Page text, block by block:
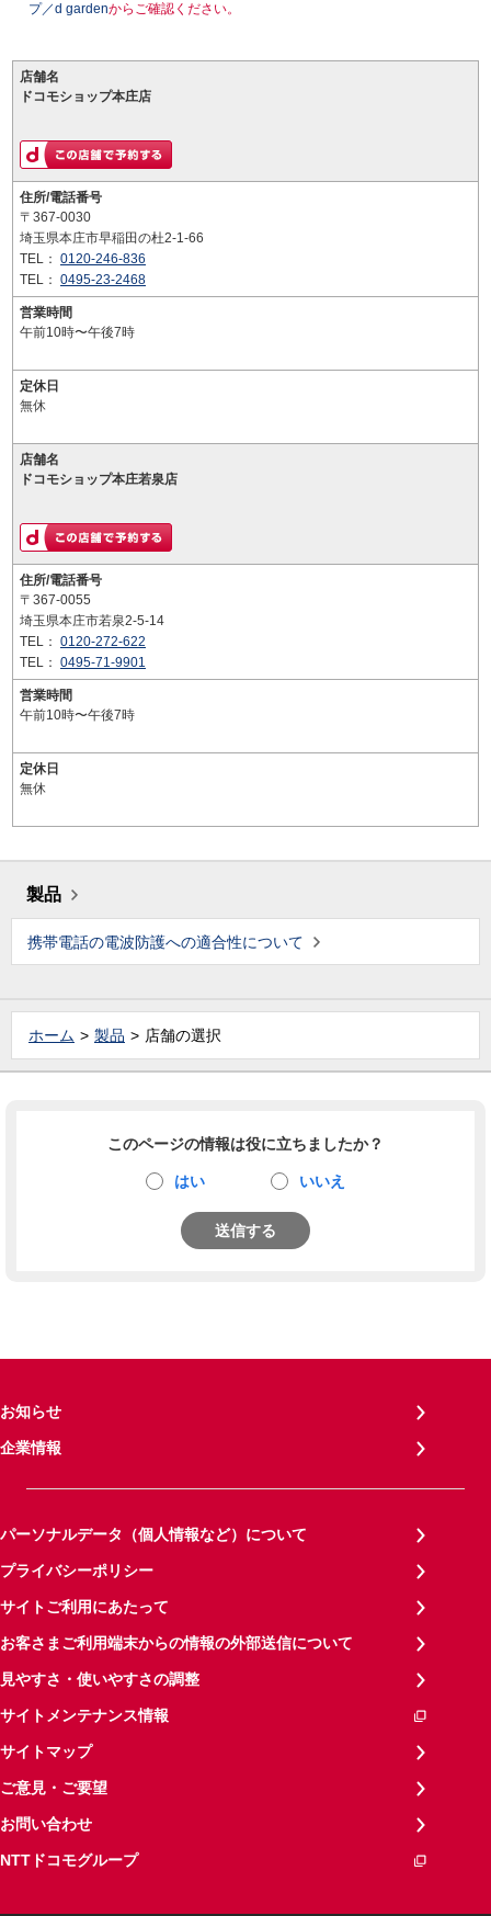
プ／d gardenからご確認ください。
店舗名
ドコモショップ本庄店
住所/電話番号
〒367-0030
埼玉県本庄市早稲田の杜2-1-66
TEL： 0120-246-836
TEL： 0495-23-2468
営業時間
午前10時〜午後7時
定休日
無休
店舗名
ドコモショップ本庄若泉店
住所/電話番号
〒367-0055
埼玉県本庄市若泉2-5-14
TEL： 0120-272-622
TEL： 0495-71-9901
営業時間
午前10時〜午後7時
定休日
無休
製品
携帯電話の電波防護への適合性について
ホーム 製品 店舗の選択
このページの情報は役に立ちましたか？
はい いいえ
送信する
お知らせ
企業情報
パーソナルデータ（個人情報など）について
プライバシーポリシー
サイトご利用にあたって
お客さまご利用端末からの情報の外部送信について
見やすさ・使いやすさの調整
サイトメンテナンス情報
サイトマップ
ご意見・ご要望
お問い合わせ
NTTドコモグループ